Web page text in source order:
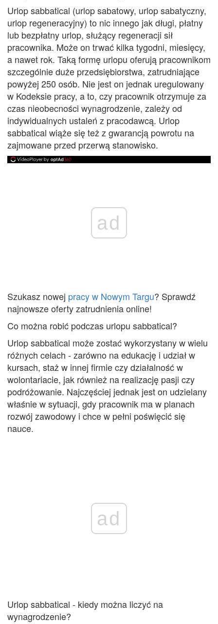
Urlop sabbatical (urlop sabatowy, urlop sabatyczny,
urlop regeneracyjny) to nic innego jak długi, płatny
lub bezpłatny urlop, służący regeneracji sił
pracownika. Może on trwać kilka tygodni, miesięcy,
a nawet rok. Taką formę urlopu oferują pracownikom
szczególnie duże przedsiębiorstwa, zatrudniające
powyżej 250 osób. Nie jest on jednak uregulowany
w Kodeksie pracy, a to, czy pracownik otrzymuje za
czas nieobecności wynagrodzenie, zależy od
indywidualnych ustaleń z pracodawcą. Urlop
sabbatical wiąże się też z gwarancją powrotu na
zajmowane przed przerwą stanowisko.
ad
Szukasz nowej pracy w Nowym Targu? Sprawdź
najnowsze oferty zatrudnienia online!
Co można robić podczas urlopu sabbatical?
Urlop sabbatical może zostać wykorzystany w wielu
różnych celach - zarówno na edukację i udział w
kursach, staż w innej firmie czy działalność w
wolontariacie, jak również na realizację pasji czy
podróżowanie. Najczęściej jednak jest on udzielany
właśnie w sytuacji, gdy pracownik ma w planach
rozwój zawodowy i chce w pełni poświęcić się
nauce.
ad
Urlop sabbatical - kiedy można liczyć na
wynagrodzenie?